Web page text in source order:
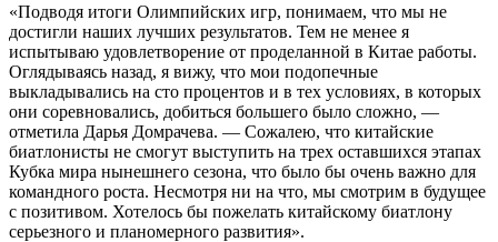
«Подводя итоги Олимпийских игр, понимаем, что мы не
достигли наших лучших результатов. Тем не менее я
испытываю удовлетворение от проделанной в Китае работы.
Оглядываясь назад, я вижу, что мои подопечные
выкладывались на сто процентов и в тех условиях, в которых
они соревновались, добиться большего было сложно, —
отметила Дарья Домрачева. — Сожалею, что китайские
биатлонисты не смогут выступить на трех оставшихся этапах
Кубка мира нынешнего сезона, что было бы очень важно для
командного роста. Несмотря ни на что, мы смотрим в будущее
с позитивом. Хотелось бы пожелать китайскому биатлону
серьезного и планомерного развития».